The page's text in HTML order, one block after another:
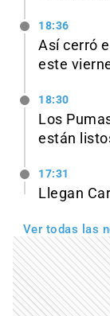
18:36
Así cerró
este
18:30
Los
están
17:31
Llegan
Ver todas las